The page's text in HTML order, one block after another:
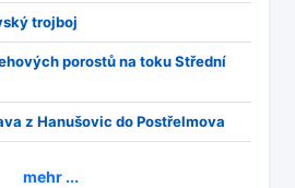
trojboj
porostů na toku Střední
z Hanušovic do Postřelmova
mehr ...